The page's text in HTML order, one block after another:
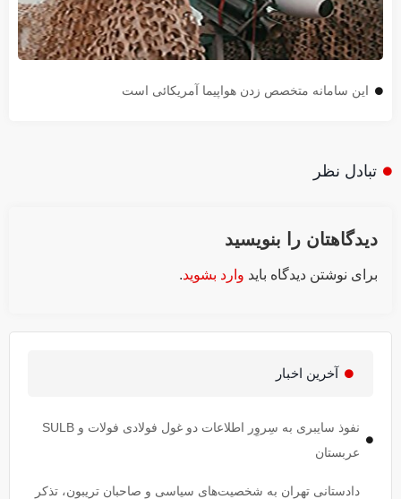
این سامانه متخصص زدن هواپیما آمریکائی است
تبادل نظر
دیدگاهتان را بنویسید
برای نوشتن دیدگاه باید وارد بشوید.
آخرین اخبار
نفوذ سایبری به سِروِر اطلاعات دو غول فولادی فولات و SULB
عربستان
دادستانی تهران به شخصیت‌های سیاسی و صاحبان تریبون، تذکر